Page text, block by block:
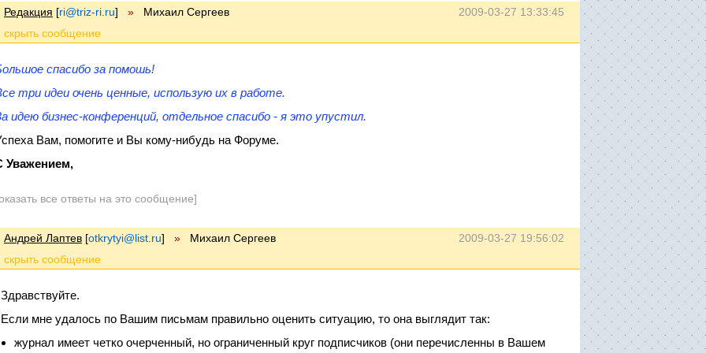
2009-03-27 13:33:45
Редакция [ri@triz-ri.ru] » Михаил Сергеев
спасибо за помошь!
три идеи очень ценные, использую их в работе.
идею бизнес-конференций, отдельное спасибо - я это упустил.
Вам, помогите и Вы кому-нибудь на Форуме.
Уважением,
все ответы на это сообщение]
2009-03-27 19:56:02
Андрей Лаптев [otkrytyi@list.ru] » Михаил Сергеев
мне удалось по Вашим письмам правильно оценить ситуацию, то она выглядит так:
журнал имеет четко очерченный, но ограниченный круг подписчиков (они перечисленны в Вашем